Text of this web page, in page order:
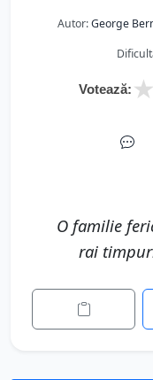
Autor:George
Votează: ★
O familie
rai